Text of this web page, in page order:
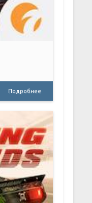
Подробнее